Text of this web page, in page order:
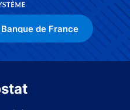
de France